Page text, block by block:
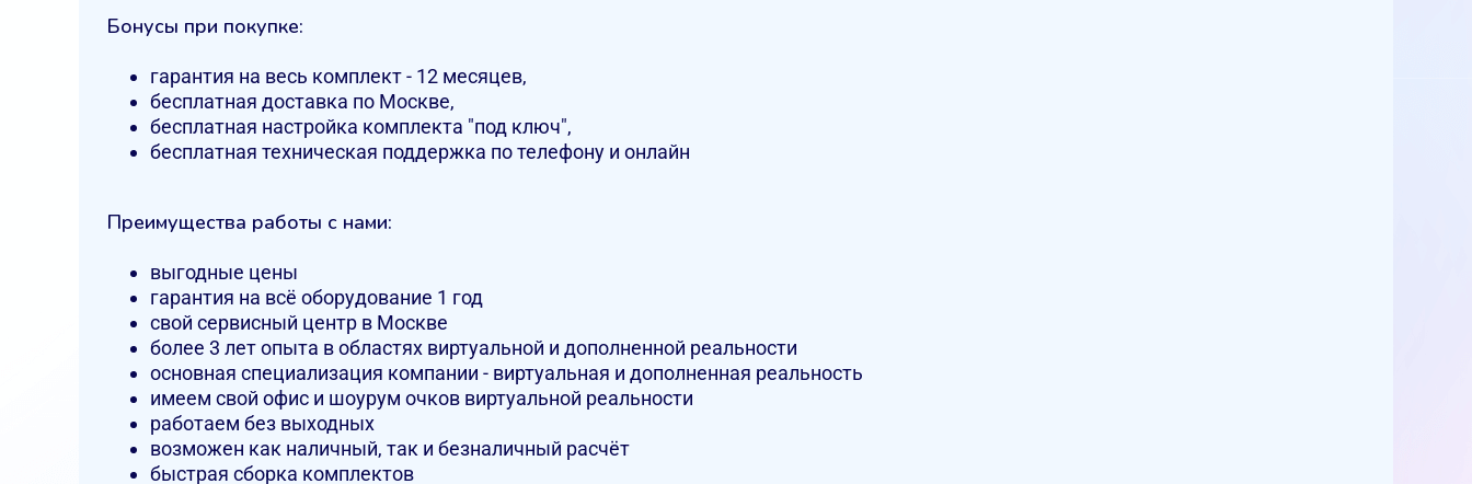
Бонусы при покупке:
гарантия на весь комплект - 12 месяцев,
бесплатная доставка по Москве,
бесплатная настройка комплекта "под ключ",
бесплатная техническая поддержка по телефону и онлайн
Преимущества работы с нами:
выгодные цены
гарантия на всё оборудование 1 год
свой сервисный центр в Москве
более 3 лет опыта в областях виртуальной и дополненной реальности
основная специализация компании - виртуальная и дополненная реальность
имеем свой офис и шоурум очков виртуальной реальности
работаем без выходных
возможен как наличный, так и безналичный расчёт
быстрая сборка комплектов